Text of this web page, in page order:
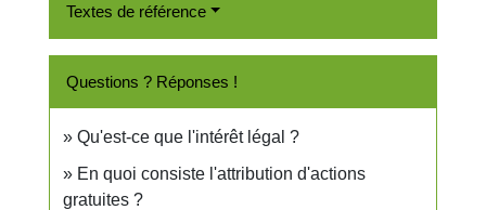
Textes de référence
Questions ? Réponses !
Qu'est-ce que l'intérêt légal ?
En quoi consiste l'attribution d'actions
gratuites ?